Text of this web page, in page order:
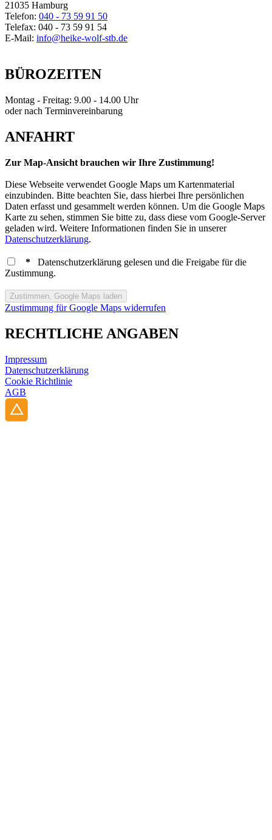
21035 Hamburg
Telefon: 040 - 73 59 91 50
Telefax: 040 - 73 59 91 54
E-Mail: info@heike-wolf-stb.de
BÜROZEITEN
Montag - Freitag: 9.00 - 14.00 Uhr
oder nach Terminvereinbarung
ANFAHRT
Zur Map-Ansicht brauchen wir Ihre Zustimmung!
Diese Webseite verwendet Google Maps um Kartenmaterial
einzubinden. Bitte beachten Sie, dass hierbei Ihre persönlichen
Daten erfasst und gesammelt werden können. Um die Google Maps
Karte zu sehen, stimmen Sie bitte zu, dass diese vom Google-Server
geladen wird. Weitere Informationen finden Sie in unserer
Datenschutzerklärung.
*
Datenschutzerklärung gelesen und die Freigabe für die
Zustimmung.
Zustimmung für Google Maps widerrufen
RECHTLICHE ANGABEN
Impressum
Datenschutzerklärung
Cookie Richtlinie
AGB